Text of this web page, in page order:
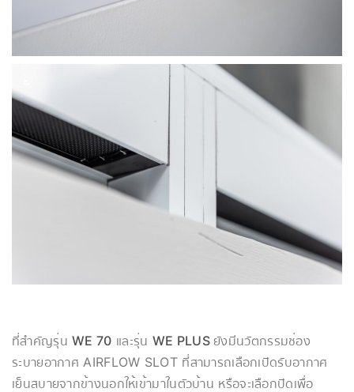
ที่สำคัญรุ่นWE 70 และรุ่น WE PLUSยังมีนวัตกรรมช่อง
ระบายอากาศ AIRFLOW SLOT ที่สามารถเลือกเปิดรับอากาศ
เย็นสบายจากข้างนอกให้เข้ามาในตัวบ้าน หรือจะเลือกปิดเพื่อ